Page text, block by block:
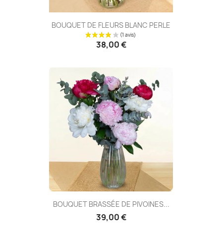
BOUQUET DE FLEURS BLANC PERLE
38,00 €
BOUQUET BRASSÉE DE PIVOINES...
39,00 €